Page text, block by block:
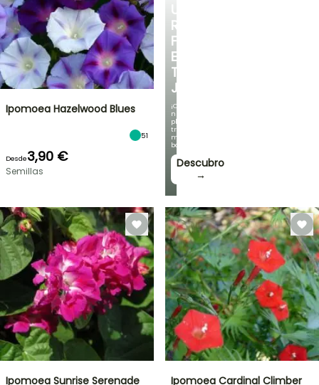
UN
RINCÓN
FRESCO
EN
TU
JARDÍN
¡Con
nuestras
plantas
trepadoras
más
bonitas!
Descubro
→
Ipomoea Hazelwood Blues
51
Desde3,90 €
Semillas
Ipomoea Sunrise Serenade Ipomoea Cardinal Climber